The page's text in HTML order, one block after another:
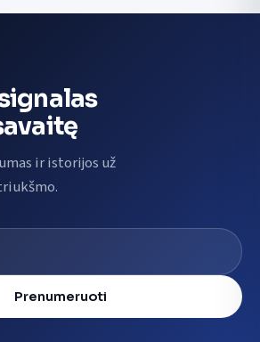
ir istorijos už
Prenumeruoti